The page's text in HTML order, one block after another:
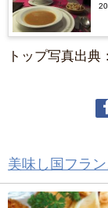
トップ写真出典
美味し国フラン